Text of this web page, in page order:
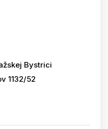
Bystrici
1132/52